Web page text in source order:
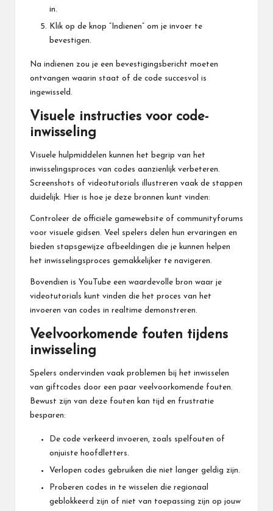
in.
Klik op de knop “Indienen” om je invoer te
bevestigen.
Na indienen zou je een bevestigingsbericht moeten
ontvangen waarin staat of de code succesvol is
ingewisseld.
Visuele instructies voor code-
inwisseling
Visuele hulpmiddelen kunnen het begrip van het
inwisselingsproces van codes aanzienlijk verbeteren.
Screenshots of videotutorials illustreren vaak de stappen
duidelijk. Hier is hoe je deze bronnen kunt vinden:
Controleer de officiële gamewebsite of communityforums
voor visuele gidsen. Veel spelers delen hun ervaringen en
bieden stapsgewijze afbeeldingen die je kunnen helpen
het inwisselingsproces gemakkelijker te navigeren.
Bovendien is YouTube een waardevolle bron waar je
videotutorials kunt vinden die het proces van het
invoeren van codes in realtime demonstreren.
Veelvoorkomende fouten tijdens
inwisseling
Spelers ondervinden vaak problemen bij het inwisselen
van giftcodes door een paar veelvoorkomende fouten.
Bewust zijn van deze fouten kan tijd en frustratie
besparen:
De code verkeerd invoeren, zoals spelfouten of
onjuiste hoofdletters.
Verlopen codes gebruiken die niet langer geldig zijn.
Proberen codes in te wisselen die regionaal
geblokkeerd zijn of niet van toepassing zijn op jouw